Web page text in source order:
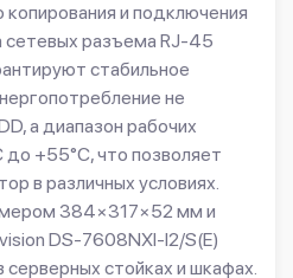
и подключения
сетевых разъема RJ-45
стабильное
не
а диапазон рабочих
+55°C, что позволяет
в различных условиях.
384×317×52 мм и
DS-7608NXI-I2/S(E)
стойках и шкафах.